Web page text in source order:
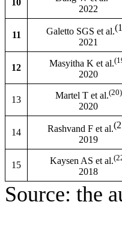
2022
11 Galetto SGS et al.
2021
12 Masyitha K et al.
2020
13 Martel T et al.(20)
2020
14 Rashvand F et al.
2019
15 Kaysen AS et al.
2018
Source: the